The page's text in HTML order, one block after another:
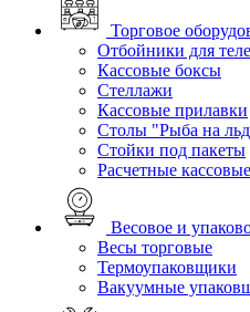
Торговое
Отбойники для
Кассовые боксы
Стеллажи
Кассовые прилавки
Столы "Рыба на
Стойки под пакеты
Расчетные
Весовое и
Весы торговые
Термоупаковщики
Вакуумные